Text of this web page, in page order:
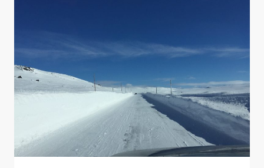
MOBILISERING
DYRANUTTUNNELEN
RV
HARDANGERVIDDA.